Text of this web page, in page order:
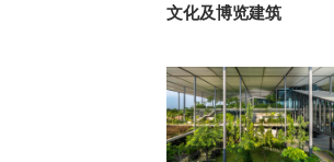
文化及博览建筑